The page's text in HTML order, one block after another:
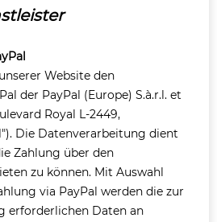
Website den
der PayPal (Europe) S.à.r.l. et
Royal L-2449,
Die Datenverarbeitung dient
Zahlung über den
zu können. Mit Auswahl
via PayPal werden die zur
erforderlichen Daten an